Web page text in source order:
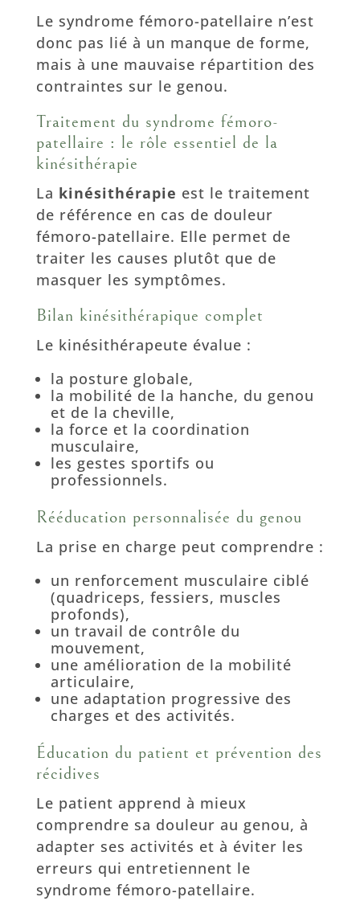
Le syndrome fémoro-patellaire n’est
donc pas lié à un manque de forme,
mais à une mauvaise répartition des
contraintes sur le genou.
Traitement du syndrome fémoro-
patellaire : le rôle essentiel de la
kinésithérapie
La kinésithérapie est le traitement
de référence en cas de douleur
fémoro-patellaire. Elle permet de
traiter les causes plutôt que de
masquer les symptômes.
Bilan kinésithérapique complet
Le kinésithérapeute évalue :
la posture globale,
la mobilité de la hanche, du genou
et de la cheville,
la force et la coordination
musculaire,
les gestes sportifs ou
professionnels.
Rééducation personnalisée du genou
La prise en charge peut comprendre :
un renforcement musculaire ciblé
(quadriceps, fessiers, muscles
profonds),
un travail de contrôle du
mouvement,
une amélioration de la mobilité
articulaire,
une adaptation progressive des
charges et des activités.
Éducation du patient et prévention des
récidives
Le patient apprend à mieux
comprendre sa douleur au genou, à
adapter ses activités et à éviter les
erreurs qui entretiennent le
syndrome fémoro-patellaire.